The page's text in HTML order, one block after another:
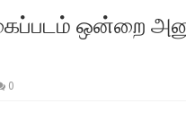
ஒன்றை
0